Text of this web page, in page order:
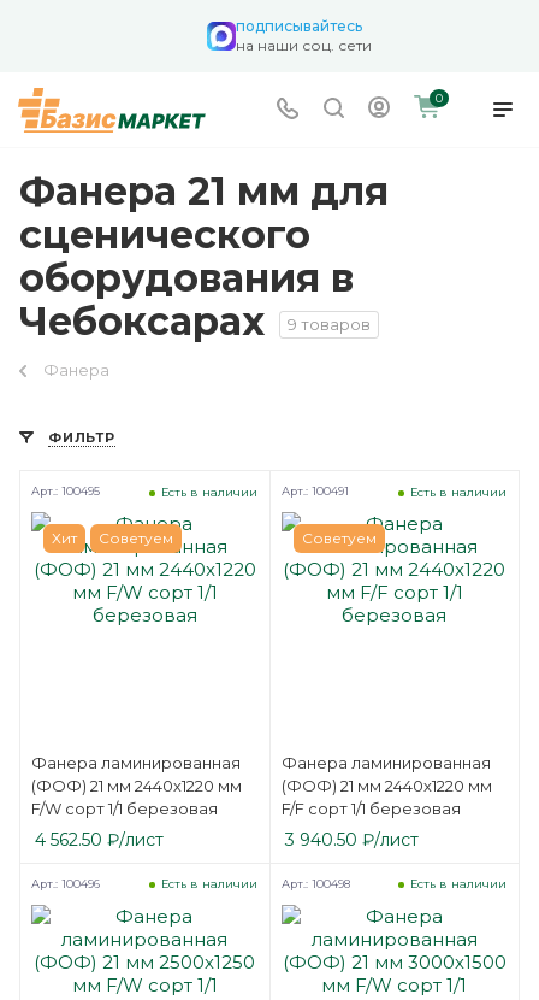
подписывайтесь
на наши соц. сети
0
Фанера 21 мм для
сценического
оборудования в
Чебоксарах
9 товаров
Фанера
ФИЛЬТР
Хит Советуем
Фанера ламинированная
(ФОФ) 21 мм 2440х1220 мм
F/W сорт 1/1 березовая
Есть в наличии
Арт.: 100495
4 562.50 ₽/лист
Советуем
Фанера ламинированная
(ФОФ) 21 мм 2440х1220 мм
F/F сорт 1/1 березовая
Есть в наличии
Арт.: 100491
3 940.50 ₽/лист
Есть в наличии
Арт.: 100496 Есть в наличии
Арт.: 100498